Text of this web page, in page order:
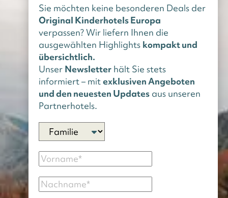
Sie möchten keine besonderen Deals der
Original Kinderhotels Europa
verpassen? Wir liefern Ihnen die
ausgewählten Highlights kompakt und
übersichtlich.
Unser Newsletter hält Sie stets
informiert – mitexklusiven Angeboten
und den neuesten Updates aus unseren
Partnerhotels.